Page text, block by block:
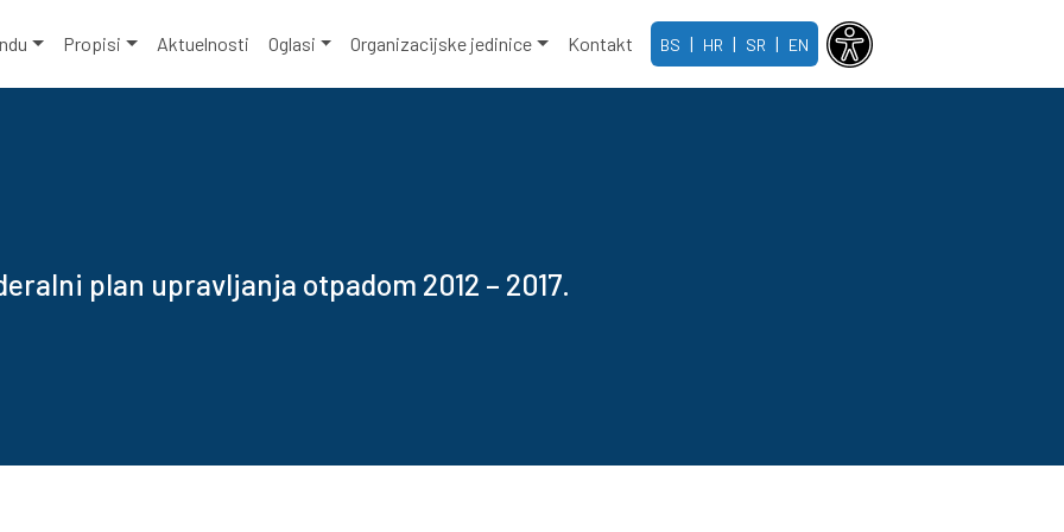
Propisi Aktuelnosti Oglasi Organizacijske jedinice Kontakt BS | HR | SR | EN
plan upravljanja otpadom 2012 – 2017.